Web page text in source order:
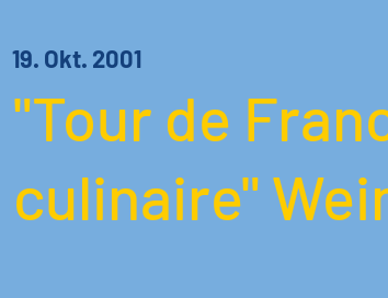
19. Okt. 2001
"Tour de
culinaire"